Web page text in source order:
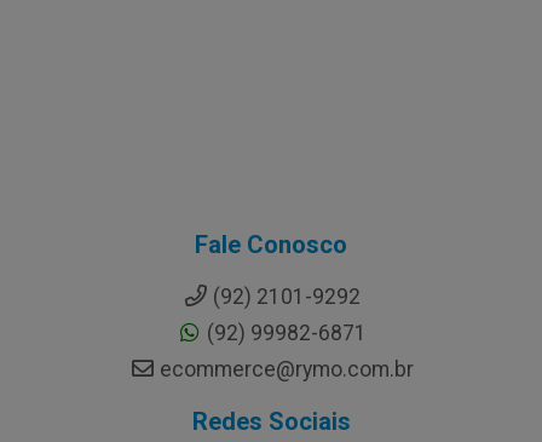
Fale Conosco
(92) 2101-9292
(92) 99982-6871
ecommerce@rymo.com.br
Redes Sociais